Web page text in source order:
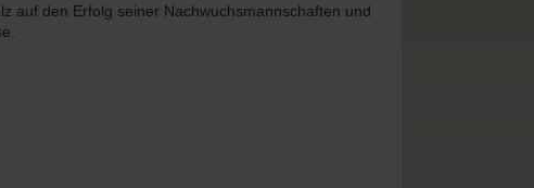
auf den Erfolg seiner Nachwuchsmannschaften und